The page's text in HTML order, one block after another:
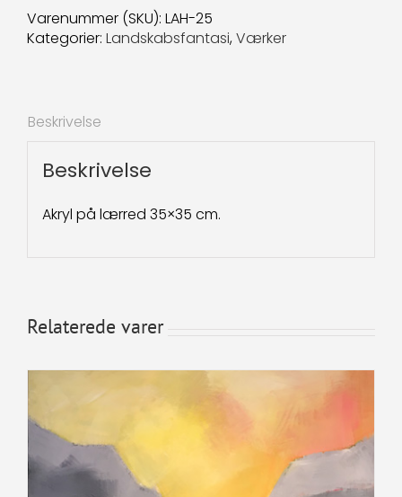
antal
Varenummer (SKU): LAH-25
Kategorier: Landskabsfantasi,Værker
Beskrivelse
Beskrivelse
Akryl på lærred 35×35 cm.
Relaterede varer